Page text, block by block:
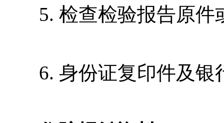
5. 检查检验报告原件
6. 身份证复印件及银